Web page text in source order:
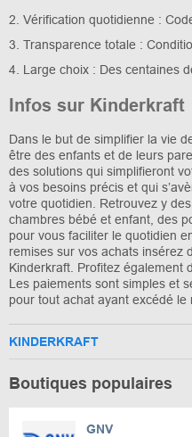
2. Vérification quotidienne :
3. Transparence totale :
4. Large choix : Des centaines
Infos sur Kinderkraft
Dans le but de simplifier la vie
être des enfants et de leurs
des solutions qui simplifieront
à vos besoins précis et qui
votre quotidien. Retrouvez y
chambres bébé et enfant, des
pour vous faciliter le quotidien
remises sur vos achats insérez
Kinderkraft. Profitez également
Les paiements sont simples et
pour tout achat ayant excédé le
KINDERKRAFT
Boutiques populaires
GNV